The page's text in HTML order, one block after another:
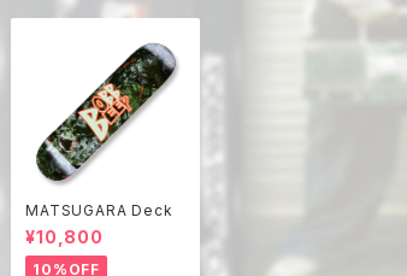
MATSUGARA Deck
¥10,800
10%OFF